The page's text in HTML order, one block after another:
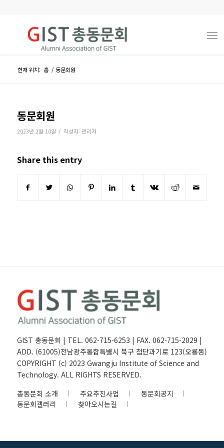
현재 위치: 홈 / 동문회원
동문회원
2023년 2월 10일 / 작성자: 관리자
Share this entry
GIST 총동문회 | TEL. 062-715-6253 | FAX. 062-715-2029 |
ADD. (61005)전남광주통합특별시 북구 첨단과기로 123(오룡동)
COPYRIGHT (c) 2023 Gwangju Institute of Science and
Technology. ALL RIGHTS RESERVED.
총동문회 소개
주요추진사업
동문회공지
동문회갤러리
찾아오시는길